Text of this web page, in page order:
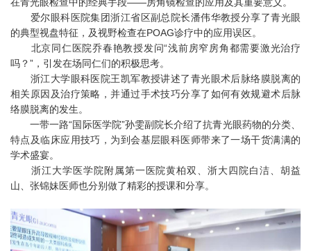
在青光眼检查中的经典手段——房角镜检查的应用及其重要意义。
爱尔眼科医院集团浙江省区副总院长潘伟华教授分享了青光眼
的典型视盘特征，及视野检查在POAG诊疗中的应用误区。
北京同仁医院乔春艳教授发问“浅前房窄房角都需要激光治疗
吗？”，引发在场同仁们的积极思考。
浙江大学眼科医院王凯军教授讲述了青光眼术后脉络膜脱离的
相关原因及治疗策略，并通过手术技巧分享了如何有效规避术后脉
络膜脱离的发生。
一带一路“国际医学院”孙雯副院长介绍了抗青光眼药物的分类、
特点及临床应用技巧，为到会基层眼科医师带来了一场干货满满的
学术盛宴。
浙江大学医学院附属第一医院黄柏双、浙大四院白洁、胡益
山、张锦妹医师也分别做了精彩的授课和分享。